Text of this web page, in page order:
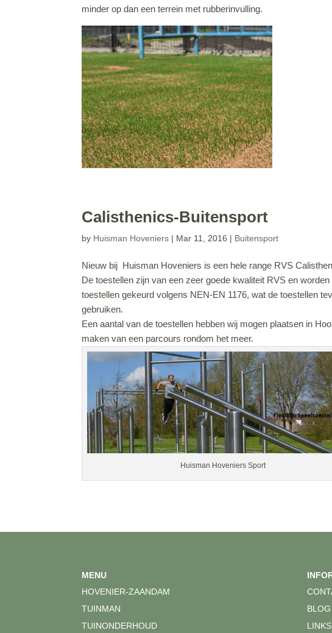
minder op dan een terrein met rubberinvulling.
Calisthenics-Buitensport
by Huisman Hoveniers | Mar 11, 2016 | Buitensport
Nieuw bij Huisman Hoveniers is een hele range RVS
De toestellen zijn van een zeer goede kwaliteit RVS en
toestellen gekeurd volgens NEN-EN 1176, wat de toestellen
gebruiken.
Een aantal van de toestellen hebben wij mogen plaatsen in
maken van een parcours rondom het meer.
Huisman Hoveniers Sport
MENU
HOVENIER-ZAANDAM
TUINMAN
TUINONDERHOUD
BLOG
LINKS